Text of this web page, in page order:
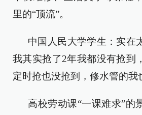
里的“顶流”。
中国人民大学学生：实在
我其实抢了2年我都没有抢到
定时抢也没抢到，修水管的我
高校劳动课“一课难求”的